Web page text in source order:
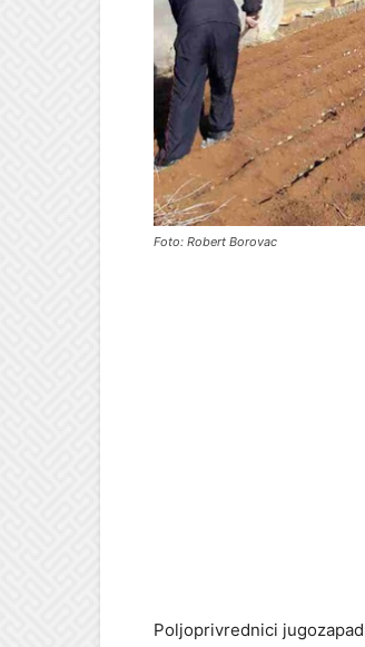
Foto: Robert Borovac
Poljoprivrednici